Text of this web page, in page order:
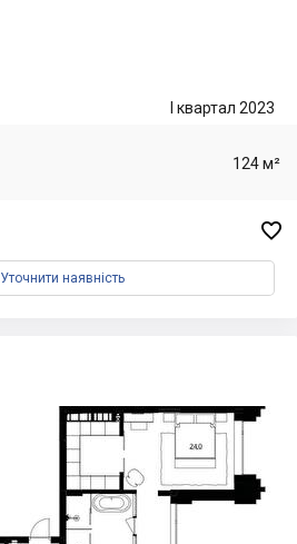
I квартал 2023
124 м²

Уточнити наявність